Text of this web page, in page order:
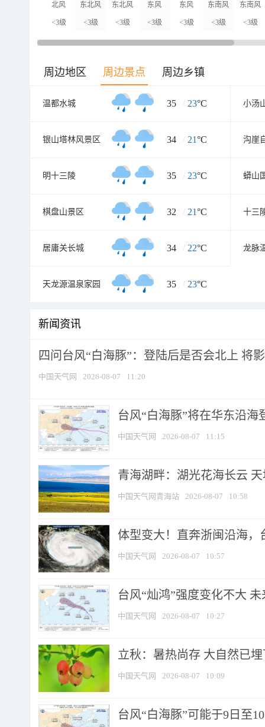
北风
<3级
东北风
<3级
东北风
<3级
东风
<3级
东风
<3级
东南风
<3级
东南风
<3级
周边地区 周边景点 周边乡镇
温都水城 35 / 23°C
银山塔林风景区 34 / 21°C 沟崖
明十三陵 35 / 23°C 蟒山
棋盘山景区 32 / 21°C 十三
居庸关长城 34 / 22°C 龙脉
天龙源温泉家园 35 / 23°C
新闻资讯
四问台风“白海豚”：登陆后是否会北上 将
中国天气网 2026-08-07 11:20
台风“白海豚”将在华东沿
中国天气网 2026-08-07 11:15
青海湖畔：湖光花海长云
中国天气网青海站 2026-08-07 10:58
体型变大！直奔浙闽沿海，
中国天气网 2026-08-07 10:57
台风“灿鸿”强度变化不大
中国天气网 2026-08-07 10:27
立秋：暑热尚存 大自然已
中国天气网 2026-08-07 10:09
台风“白海豚”可能于9日至